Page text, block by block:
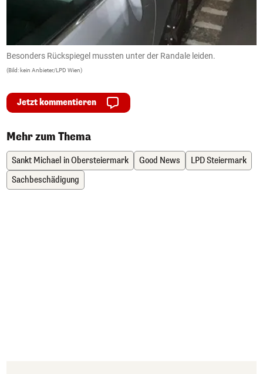
Besonders Rückspiegel mussten unter der Randale leiden.
(Bild: kein Anbieter/LPD Wien)
Jetzt kommentieren
Mehr zum Thema
Sankt Michael in Obersteiermark Good News
LPD Steiermark
Sachbeschädigung